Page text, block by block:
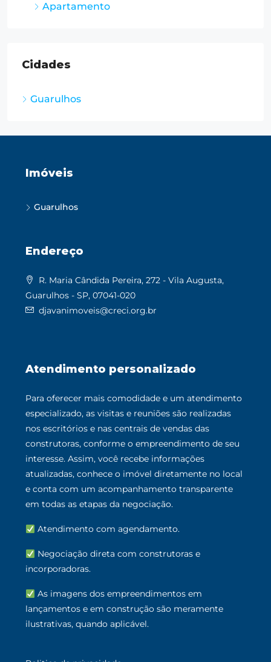
Apartamento
Cidades
Guarulhos
Imóveis
Guarulhos
Endereço
R. Maria Cândida Pereira, 272 - Vila Augusta,
Guarulhos - SP, 07041-020
djavanimoveis@creci.org.br
Atendimento personalizado
Para oferecer mais comodidade e um atendimento
especializado, as visitas e reuniões são realizadas
nos escritórios e nas centrais de vendas das
construtoras, conforme o empreendimento de seu
interesse. Assim, você recebe informações
atualizadas, conhece o imóvel diretamente no local
e conta com um acompanhamento transparente
em todas as etapas da negociação.
Atendimento com agendamento.
Negociação direta com construtoras e
incorporadoras.
As imagens dos empreendimentos em
lançamentos e em construção são meramente
ilustrativas, quando aplicável.